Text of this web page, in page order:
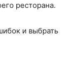
ресторана.
и выбрать